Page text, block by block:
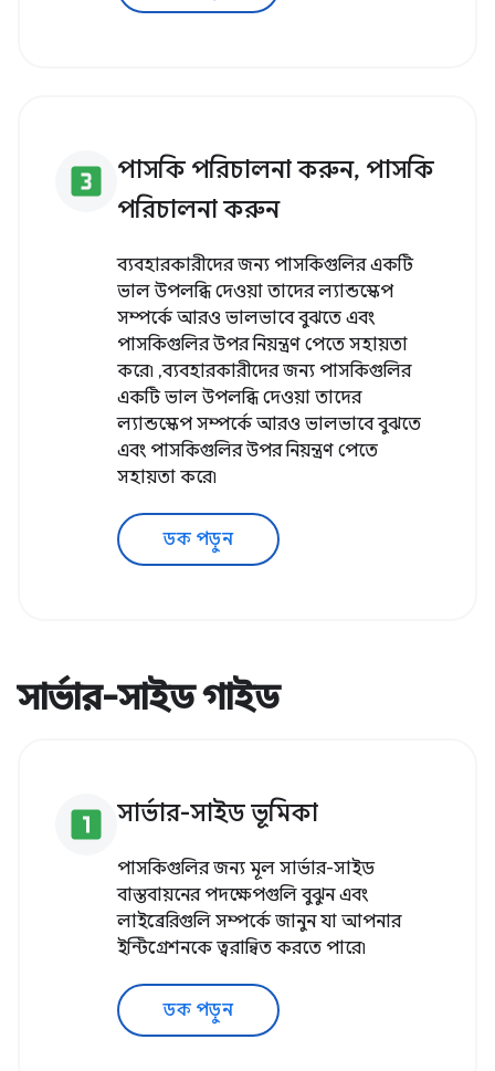
looks_3 পাসকি পরিচালনা করুন, পাসকি
পরিচালনা করুন
ব্যবহারকারীদের জন্য পাসকিগুলির একটি
ভাল উপলব্ধি দেওয়া তাদের ল্যান্ডস্কেপ
সম্পর্কে আরও ভালভাবে বুঝতে এবং
পাসকিগুলির উপর নিয়ন্ত্রণ পেতে সহায়তা
করে৷ ,ব্যবহারকারীদের জন্য পাসকিগুলির
একটি ভাল উপলব্ধি দেওয়া তাদের
ল্যান্ডস্কেপ সম্পর্কে আরও ভালভাবে বুঝতে
এবং পাসকিগুলির উপর নিয়ন্ত্রণ পেতে
সহায়তা করে৷
ডক পড়ুন
সার্ভার-সাইড গাইড
looks_one সার্ভার-সাইড ভূমিকা
পাসকিগুলির জন্য মূল সার্ভার-সাইড
বাস্তবায়নের পদক্ষেপগুলি বুঝুন এবং
লাইব্রেরিগুলি সম্পর্কে জানুন যা আপনার
ইন্টিগ্রেশনকে ত্বরান্বিত করতে পারে৷
ডক পড়ুন